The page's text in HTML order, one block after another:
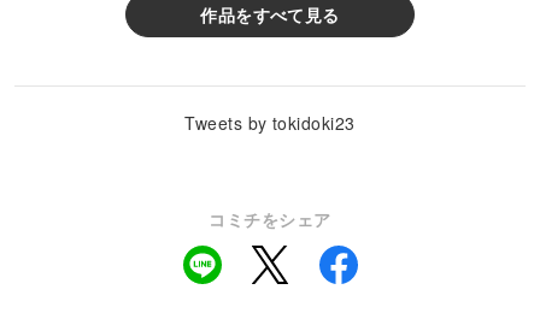
作品をすべて見る
Tweets by tokidoki23
コミチをシェア